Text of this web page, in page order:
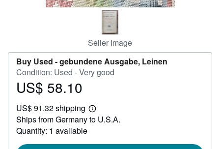
Seller Image
Buy Used -gebundene Ausgabe, Leinen
Condition: Used - Very good
Price
58.10
US$ 58.10
US$ 91.32 shipping
Learn
more
Ships from Germany to U.S.A.
Quantity: 1 available